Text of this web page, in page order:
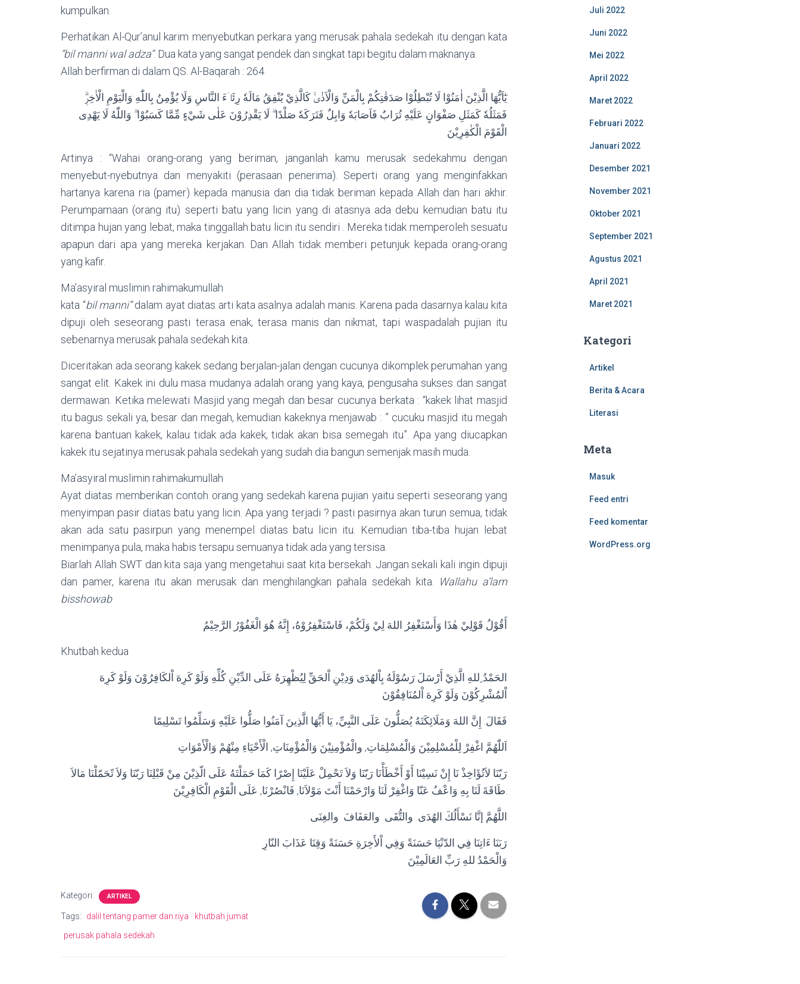
kumpulkan.
Perhatikan Al-Qur’anul karim menyebutkan perkara yang merusak pahala sedekah itu dengan kata
“bil manni wal adza”. Dua kata yang sangat pendek dan singkat tapi begitu dalam maknanya.
Allah berfirman di dalam QS. Al-Baqarah : 264
يٰٓاَيُّهَا الَّذِيْنَ اٰمَنُوْا لَا تُبْطِلُوْا صَدَقٰتِكُمْ بِالْمَنِّ وَالْاَذٰىۙ كَالَّذِيْ يُنْفِقُ مَالَهٗ رِئَاۤءَ النَّاسِ وَلَا يُؤْمِنُ بِاللّٰهِ وَالْيَوْمِ الْاٰخِرِۗ
فَمَثَلُهٗ كَمَثَلِ صَفْوَانٍ عَلَيْهِ تُرَابٌ فَاَصَابَهٗ وَابِلٌ فَتَرَكَهٗ صَلْدًا ۗ لَا يَقْدِرُوْنَ عَلٰى شَيْءٍ مِّمَّا كَسَبُوْا ۗ وَاللّٰهُ لَا يَهْدِى
الْقَوْمَ الْكٰفِرِيْنَ
Artinya : “Wahai orang-orang yang beriman, janganlah kamu merusak sedekahmu dengan
menyebut-nyebutnya dan menyakiti (perasaan penerima). Seperti orang yang menginfakkan
hartanya karena ria (pamer) kepada manusia dan dia tidak beriman kepada Allah dan hari akhir.
Perumpamaan (orang itu) seperti batu yang licin yang di atasnya ada debu kemudian batu itu
ditimpa hujan yang lebat, maka tinggallah batu licin itu sendiri . Mereka tidak memperoleh sesuatu
apapun dari apa yang mereka kerjakan. Dan Allah tidak memberi petunjuk kepada orang-orang
yang kafir.
Ma’asyiral muslimin rahimakumullah
kata “bil manni”dalam ayat diatas arti kata asalnya adalah manis. Karena pada dasarnya kalau kita
dipuji oleh seseorang pasti terasa enak, terasa manis dan nikmat, tapi waspadalah pujian itu
sebenarnya merusak pahala sedekah kita.
Diceritakan ada seorang kakek sedang berjalan-jalan dengan cucunya dikomplek perumahan yang
sangat elit. Kakek ini dulu masa mudanya adalah orang yang kaya, pengusaha sukses dan sangat
dermawan. Ketika melewati Masjid yang megah dan besar cucunya berkata : “kakek lihat masjid
itu bagus sekali ya, besar dan megah, kemudian kakeknya menjawab : ” cucuku masjid itu megah
karena bantuan kakek, kalau tidak ada kakek, tidak akan bisa semegah itu”. Apa yang diucapkan
kakek itu sejatinya merusak pahala sedekah yang sudah dia bangun semenjak masih muda.
Ma’asyiral muslimin rahimakumullah
Ayat diatas memberikan contoh orang yang sedekah karena pujian yaitu seperti seseorang yang
menyimpan pasir diatas batu yang licin. Apa yang terjadi ? pasti pasirnya akan turun semua, tidak
akan ada satu pasirpun yang menempel diatas batu licin itu. Kemudian tiba-tiba hujan lebat
menimpanya pula, maka habis tersapu semuanya tidak ada yang tersisa.
Biarlah Allah SWT dan kita saja yang mengetahui saat kita bersekah. Jangan sekali kali ingin dipuji
dan pamer, karena itu akan merusak dan menghilangkan pahala sedekah kita.
Wallahu a’lam
bisshowab
أَقُوْلُ قَوْلِيْ هٰذَا وَأَسْتَغْفِرُ اللهَ لِيْ وَلَكُمْ، فَاسْتَغْفِرُوْهُ، إِنَّهُ هُوَ الْغَفُوْرُ الرَّحِيْمُ
Khutbah kedua
الحَمْدُ ِللهِ الَّذِيْ أَرْسَلَ رَسُوْلَهُ بِاْلهُدَى وَدِيْنِ اْلحَقِّ لِيُظْهِرَهُ عَلَى الدِّيْنِ كُلِّهِ وَلَوْ كَرِهَ اْلكَافِرُوْنَ وَلَوْ كَرِهَ
اْلمُشْرِكُوْنَ وَلَوْ كَرِهَ اْلمُنَافِقُوْنَ
فَقَالَ: إِنَّ اللهَ وَمَلَائِكَتَهُ يُصَلُّونَ عَلَى النَّبِيِّ، يَا أَيُّهَا الَّذِينَ آمَنُوا صَلُّوا عَلَيْهِ وَسَلِّمُوا تَسْلِيمًا
اَللّٰهُمَّ اغْفِرْ لِلْمُسْلِمِيْنَ وَالْمُسْلِمَاتِ, والْمُؤْمِنِيْنَ وَالْمُؤْمِنَاتِ, الْأَحْيَاءِ مِنْهُمْ وَالْأَمْوَاتِ
رَبّنَا لاَتُؤَاخِذْ نَا إِنْ نَسِيْنَا أَوْ أَخْطَأْنَا رَبّنَا وَلاَ تَحْمِلْ عَلَيْنَا إِصْرًا كَمَا حَمَلْتَهُ عَلَى الّذِيْنَ مِنْ قَبْلِنَا رَبّنَا وَلاَ تًحَمّلْنَا مَالاَ
اللَّهُمَّ إنَّا نَسْأَلُكَ الهُدَى والتُّقَى والعَفَافَ والغِنَى
رَبَنَا ءَاتِنَا فِي الدّنْيَا حَسَنَةً وَفِي اْلأَخِرَةِ حَسَنَةً وَقِنَا عَذَابَ النّارِ
وَالْحَمْدُ للهِ رَبِّ العَالَمِيْنَ
Kategori: ARTIKEL
Tags: dalil tentang pamer dan riya
khutbah jumat
perusak pahala sedekah
Juli 2022
Juni 2022
Mei 2022
April 2022
Maret 2022
Februari 2022
Januari 2022
Desember 2021
November 2021
Oktober 2021
September 2021
Agustus 2021
April 2021
Maret 2021
Kategori
Artikel
Berita & Acara
Literasi
Meta
Masuk
Feed entri
Feed komentar
WordPress.org